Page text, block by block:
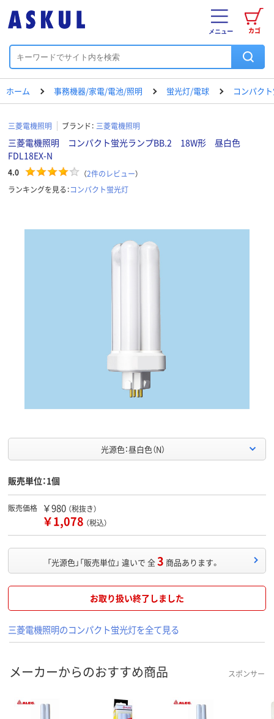
カゴ
メニュー
ホーム 事務機器/家電/電池/照明 蛍光灯/電球 コンパク
三菱電機照明 ブランド： 三菱電機照明
三菱電機照明 コンパクト蛍光ランプBB.2 18W形 昼白色
FDL18EX-N
4.0 （2件のレビュー）
ランキングを見る：コンパクト蛍光灯
光源色：昼白色（N）
販売単位：1個
販売価格 ￥980 （税抜き）
￥1,078 （税込）
「光源色」「販売単位」 違いで 全3 商品あります。
お取り扱い終了しました
三菱電機照明のコンパクト蛍光灯を全て見る
メーカーからのおすすめ商品 スポンサー